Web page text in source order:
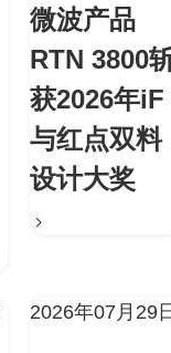
微波产品
RTN 3800
获2026年iF
与红点双料
设计大奖
2026年07月29